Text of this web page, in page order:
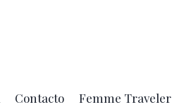
Contacto Femme Traveler